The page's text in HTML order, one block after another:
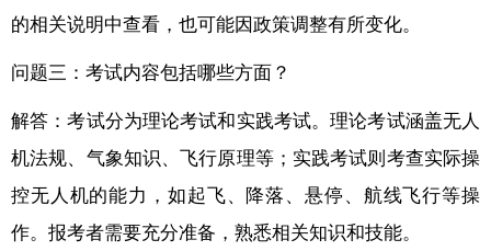
的相关说明中查看，也可能因政策调整有所变化。
问题三：考试内容包括哪些方面？
解答：考试分为理论考试和实践考试。理论考试涵盖无人
机法规、气象知识、飞行原理等；实践考试则考查实际操
控无人机的能力，如起飞、降落、悬停、航线飞行等操
作。报考者需要充分准备，熟悉相关知识和技能。